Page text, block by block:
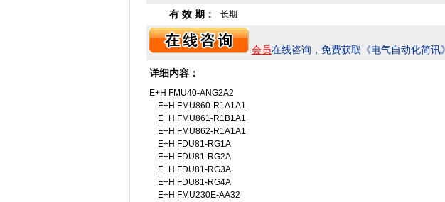
有 效 期： 长期
会员在线咨询，免费获取《电气自动化简讯
详细内容：
E+H FMU40-ANG2A2
E+H FMU860-R1A1A1
E+H FMU861-R1B1A1
E+H FMU862-R1A1A1
E+H FDU81-RG1A
E+H FDU81-RG2A
E+H FDU81-RG3A
E+H FDU81-RG4A
E+H FMU230E-AA32